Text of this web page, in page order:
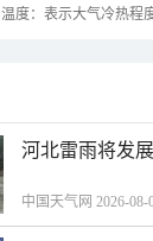
温度：表示大气冷热程
河北雷雨将发
中国天气网 2026-08-